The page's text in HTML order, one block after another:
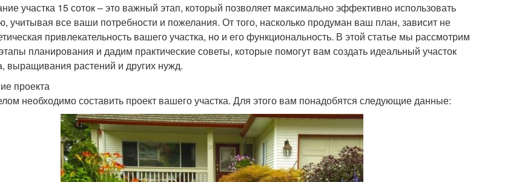
участка 15 соток – это важный этап, который позволяет максимально эффективно использовать
учитывая все ваши потребности и пожелания. От того, насколько продуман ваш план, зависит не
привлекательность вашего участка, но и его функциональность. В этой статье мы рассмотрим
планирования и дадим практические советы, которые помогут вам создать идеальный участок
выращивания растений и других нужд.
проекта
необходимо составить проект вашего участка. Для этого вам понадобятся следующие данные: